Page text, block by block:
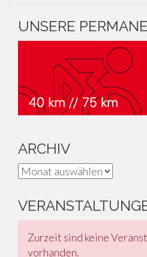
UNSERE
ARCHIV
Archiv
Zurzeit sind keine
vorhanden.